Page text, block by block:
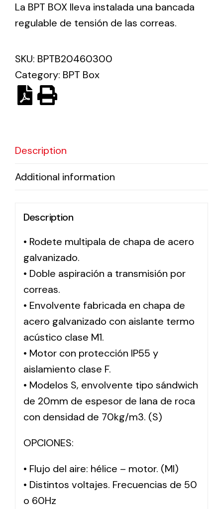
meant a greater offer of ventilation products for
different uses
Iluminación Solar
de necesidades.
Solar lighting
Variety of solar solutions for all kinds of needs.
La BPT BOX lleva instalada una bancada
regulable de tensión de las correas.
SKU: BPTB20460300
Category: BPT Box
Description
Additional information
Description
• Rodete multipala de chapa de acero
galvanizado.
• Doble aspiración a transmisión por
correas.
• Envolvente fabricada en chapa de
acero galvanizado con aislante termo
acústico clase M1.
• Motor con protección IP55 y
aislamiento clase F.
• Modelos S, envolvente tipo sándwich
de 20mm de espesor de lana de roca
con densidad de 70kg/m3. (S)
OPCIONES:
• Flujo del aire: hélice – motor. (MI)
• Distintos voltajes. Frecuencias de 50
o 60Hz